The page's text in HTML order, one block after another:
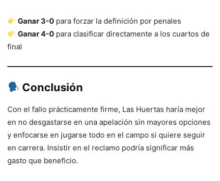
Ganar 3-0 para forzar la definición por penales
Ganar 4-0 para clasificar directamente a los cuartos de
final
Conclusión
Con el fallo prácticamente firme, Las Huertas haría mejor
en no desgastarse en una apelación sin mayores opciones
y enfocarse en jugarse todo en el campo si quiere seguir
en carrera. Insistir en el reclamo podría significar más
gasto que beneficio.